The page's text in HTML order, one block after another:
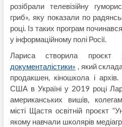
розібрали телевізійну
гриб», яку показали по
році. Із таких програм
у інформаційному полі Росії.
Лариса створила проєкт
документалістики» , який
продакшен, кіношкола і
США в Україні у 2019 році
американських вишів,
місті Щастя освітній проєкт
якому навчали школярів